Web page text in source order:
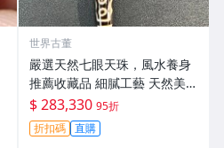
世界古董
嚴選天然七眼天珠，風水養身
推薦收藏品 細膩工藝 天然美石
七眼天珠 攝魂美飾 寧靜心靈
$ 283,330 95折
折扣碼 直購